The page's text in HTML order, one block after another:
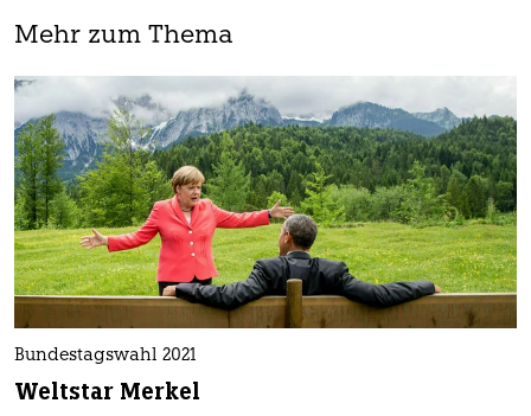
Mehr zum Thema
Bundestagswahl 2021
Weltstar Merkel